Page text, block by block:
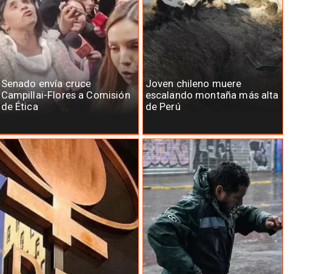
Senado envía cruce
Campillai-Flores a Comisión
de Ética
Joven chileno muere
escalando montaña más alta
de Perú